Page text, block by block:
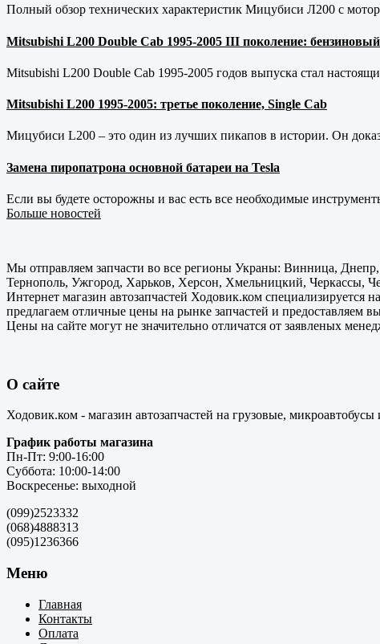
Полный обзор технических характеристик Мицубиси Л200 с
Mitsubishi L200 Double Cab 1995-2005 III поколение:
Mitsubishi L200 Double Cab 1995-2005 годов выпуска стал
Mitsubishi L200 1995-2005: третье поколение, Single Cab
Мицубиси L200 – это один из лучших пикапов в истории. Он
Замена пиропатрона основной батареи на Tesla
Если вы будете осторожны и вас есть все необходимые
Больше новостей
Мы отправляем запчасти во все регионы Украны: Винница,
Тернополь, Ужгород, Харьков, Херсон, Хмельницкий, Черкассы,
Интернет магазин автозапчастей Ходовик.ком
предлагаем отличные цены на рынке запчастей и предоставляем
Цены на сайте могут не значительно отличатся от заявленых
О сайте
Ходовик.ком - магазин автозапчастей на грузовые,
График работы магазина
Пн-Пт: 9:00-16:00
Суббота: 10:00-14:00
Воскресенье: выходной
(099)2523332
(068)4888313
(095)1236366
Меню
Главная
Контакты
Оплата